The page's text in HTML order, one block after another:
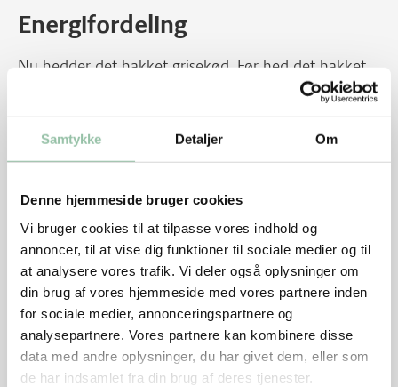
Samtykke Detaljer Om
Denne hjemmeside bruger cookies
Vi bruger cookies til at tilpasse vores indhold og
annoncer, til at vise dig funktioner til sociale medier og til
at analysere vores trafik. Vi deler også oplysninger om
din brug af vores hjemmeside med vores partnere inden
for sociale medier, annonceringspartnere og
analysepartnere. Vores partnere kan kombinere disse
data med andre oplysninger, du har givet dem, eller som
de har indsamlet fra din brug af deres tjenester.
Energifordeling
Nu hedder det hakket grisekød. Før hed det hakket
Næringsindhold pr. person (ca. 345 g af retten)
med 6% fedt i det hakkede kød. Retten med 2
Energi: 1222 kJ (291 kcal)
protein: 21 g
kulhydrat: 29 g
kostfibre: 7 g